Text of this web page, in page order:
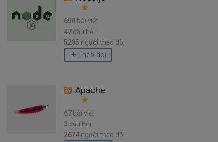
650 bài viết
47 câu hỏi
5285 người theo dõi
Theo dõi
Apache
67 bài viết
3 câu hỏi
2674 người theo dõi